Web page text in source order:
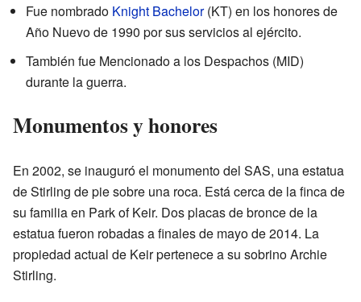
Fue nombrado Knight Bachelor(KT) en los honores de
Año Nuevo de 1990 por sus servicios al ejército.
También fue Mencionado a los Despachos (MID)
durante la guerra.
Monumentos y honores
En 2002, se inauguró el monumento del SAS, una estatua
de Stirling de pie sobre una roca. Está cerca de la finca de
su familia en Park of Keir. Dos placas de bronce de la
estatua fueron robadas a finales de mayo de 2014. La
propiedad actual de Keir pertenece a su sobrino Archie
Stirling.